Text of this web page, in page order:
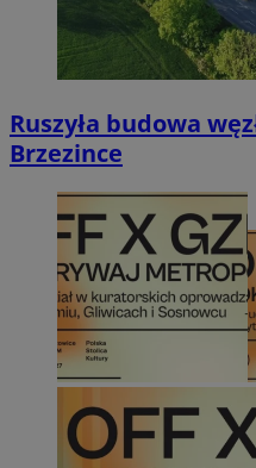
Ruszyła budowa
Brzezince